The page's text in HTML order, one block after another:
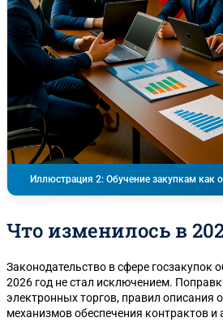
Иллюстрация 2: Обучение закупкам как
Что изменилось в
Законодательство в сфере госзакупок
2026 год не стал исключением.
электронных торгов, правил описания
механизмов обеспечения контрактов